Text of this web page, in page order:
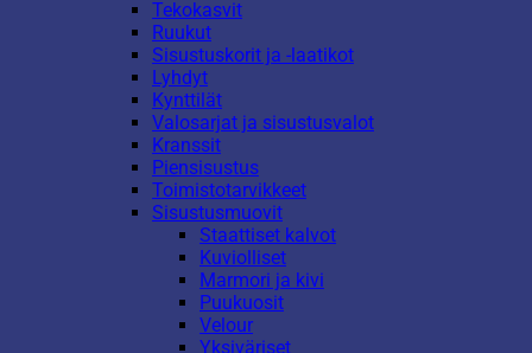
Tekokasvit
Ruukut
Sisustuskorit ja -laatikot
Lyhdyt
Kynttilät
Valosarjat ja sisustusvalot
Kranssit
Piensisustus
Toimistotarvikkeet
Sisustusmuovit
Staattiset kalvot
Kuviolliset
Marmori ja kivi
Puukuosit
Velour
Yksiväriset